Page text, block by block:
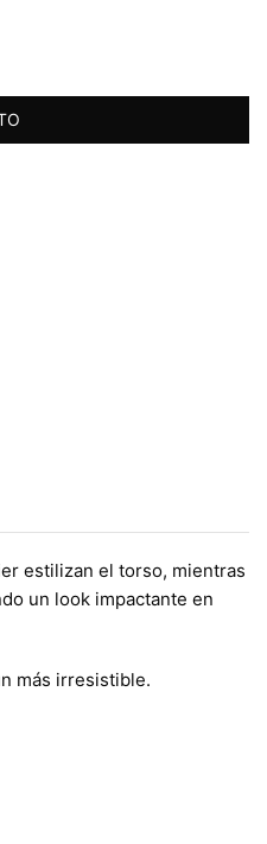
estilizan el torso, mientras
un look impactante en
más irresistible.